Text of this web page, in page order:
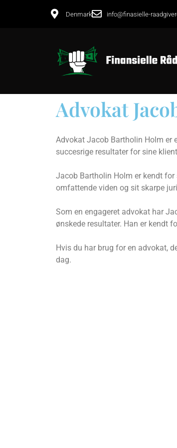
Denmark info@finasielle-
Advokat
Advokat Jacob Bartholin Holm er
succesrige resultater for sine
Jacob Bartholin Holm er kendt
omfattende viden og sit skarpe
Som en engageret advokat har
ønskede resultater. Han er kendt
Hvis du har brug for en advokat,
dag.